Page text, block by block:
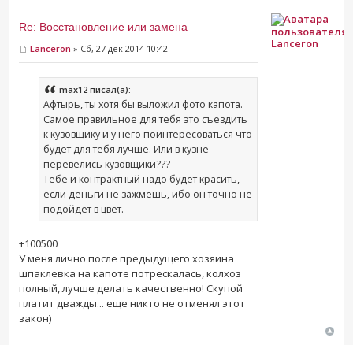
Re: Восстановление или замена
Lanceron » Сб, 27 дек 2014 10:42
max12 писал(а):
Афтырь, ты хотя бы выложил фото капота.
Самое правильное для тебя это съездить
к кузовщику и у него поинтересоваться что
будет для тебя лучше. Или в кузне
перевелись кузовщики???
Тебе и контрактный надо будет красить,
если деньги не зажмешь, ибо он точно не
подойдет в цвет.
+100500
У меня лично после предыдущего хозяина
шпаклевка на капоте потрескалась, колхоз
полный, лучше делать качественно! Скупой
платит дважды... еще никто не отменял этот
закон)
Lanceron